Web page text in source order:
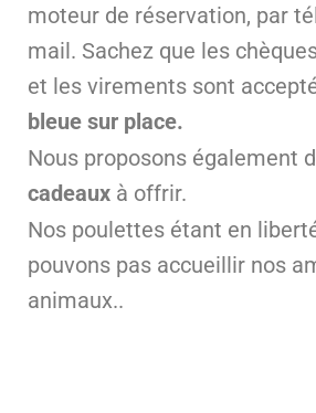
moteur de réservation, par
mail. Sachez que les
et les virements sont
bleue sur place.
Nous proposons également
cadeaux à offrir.
Nos poulettes étant en
pouvons pas accueillir nos
animaux..